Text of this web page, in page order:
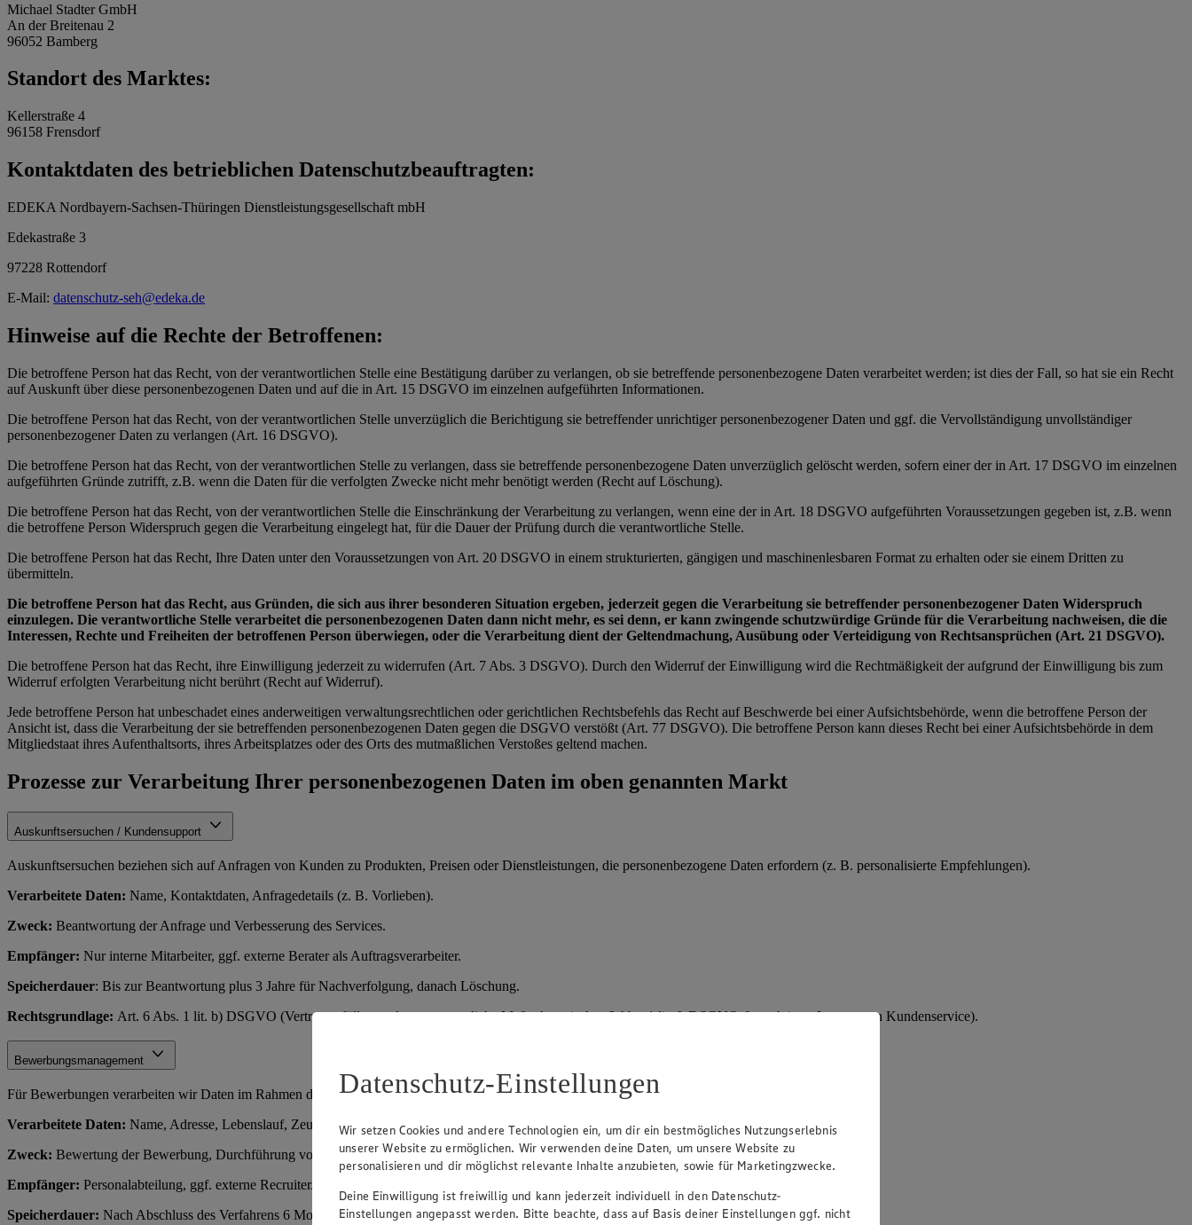
Michael Stadter GmbH
An der Breitenau 2
96052 Bamberg
Standort des Marktes:
Kellerstraße 4
96158 Frensdorf
Kontaktdaten des betrieblichen Datenschutzbeauftragten:
EDEKA Nordbayern-Sachsen-Thüringen Dienstleistungsgesellschaft mbH
Edekastraße 3
97228 Rottendorf
E-Mail: datenschutz-seh@edeka.de
Hinweise auf die Rechte der Betroffenen:
Die betroffene Person hat das Recht, von der verantwortlichen Stelle eine Bestätigung darüber zu verlangen, ob sie betreffende personenbezogene Daten verarbeitet werden; ist dies der Fall, so hat sie ein Recht
auf Auskunft über diese personenbezogenen Daten und auf die in Art. 15 DSGVO im einzelnen aufgeführten Informationen.
Die betroffene Person hat das Recht, von der verantwortlichen Stelle unverzüglich die Berichtigung sie betreffender unrichtiger personenbezogener Daten und ggf. die Vervollständigung unvollständiger
personenbezogener Daten zu verlangen (Art. 16 DSGVO).
Die betroffene Person hat das Recht, von der verantwortlichen Stelle zu verlangen, dass sie betreffende personenbezogene Daten unverzüglich gelöscht werden, sofern einer der in Art. 17 DSGVO im einzelnen
aufgeführten Gründe zutrifft, z.B. wenn die Daten für die verfolgten Zwecke nicht mehr benötigt werden (Recht auf Löschung).
Die betroffene Person hat das Recht, von der verantwortlichen Stelle die Einschränkung der Verarbeitung zu verlangen, wenn eine der in Art. 18 DSGVO aufgeführten Voraussetzungen gegeben ist, z.B. wenn
die betroffene Person Widerspruch gegen die Verarbeitung eingelegt hat, für die Dauer der Prüfung durch die verantwortliche Stelle.
Die betroffene Person hat das Recht, Ihre Daten unter den Voraussetzungen von Art. 20 DSGVO in einem strukturierten, gängigen und maschinenlesbaren Format zu erhalten oder sie einem Dritten zu
übermitteln.
Die betroffene Person hat das Recht, aus Gründen, die sich aus ihrer besonderen Situation ergeben, jederzeit gegen die Verarbeitung sie betreffender personenbezogener Daten Widerspruch
einzulegen. Die verantwortliche Stelle verarbeitet die personenbezogenen Daten dann nicht mehr, es sei denn, er kann zwingende schutzwürdige Gründe für die Verarbeitung nachweisen, die die
Interessen, Rechte und Freiheiten der betroffenen Person überwiegen, oder die Verarbeitung dient der Geltendmachung, Ausübung oder Verteidigung von Rechtsansprüchen (Art. 21 DSGVO).
Die betroffene Person hat das Recht, ihre Einwilligung jederzeit zu widerrufen (Art. 7 Abs. 3 DSGVO). Durch den Widerruf der Einwilligung wird die Rechtmäßigkeit der aufgrund der Einwilligung bis zum
Widerruf erfolgten Verarbeitung nicht berührt (Recht auf Widerruf).
Jede betroffene Person hat unbeschadet eines anderweitigen verwaltungsrechtlichen oder gerichtlichen Rechtsbefehls das Recht auf Beschwerde bei einer Aufsichtsbehörde, wenn die betroffene Person der
Ansicht ist, dass die Verarbeitung der sie betreffenden personenbezogenen Daten gegen die DSGVO verstößt (Art. 77 DSGVO). Die betroffene Person kann dieses Recht bei einer Aufsichtsbehörde in dem
Mitgliedstaat ihres Aufenthaltsorts, ihres Arbeitsplatzes oder des Orts des mutmaßlichen Verstoßes geltend machen.
Prozesse zur Verarbeitung Ihrer personenbezogenen Daten im oben genannten Markt
Auskunftsersuchen / Kundensupport
Auskunftsersuchen beziehen sich auf Anfragen von Kunden zu Produkten, Preisen oder Dienstleistungen, die personenbezogene Daten erfordern (z. B. personalisierte Empfehlungen).
Verarbeitete Daten: Name, Kontaktdaten, Anfragedetails (z. B. Vorlieben).
Zweck: Beantwortung der Anfrage und Verbesserung des Services.
Empfänger: Nur interne Mitarbeiter, ggf. externe Berater als Auftragsverarbeiter.
Speicherdauer: Bis zur Beantwortung plus 3 Jahre für Nachverfolgung, danach Löschung.
Rechtsgrundlage: Art. 6 Abs. 1 lit. b) DSGVO (Vertragserfüllung oder vorvertragliche Maßnahmen); Art. 6 Abs. 1 lit. f) DSGVO (berechtigtes Interesse an Kundenservice).
Bewerbungsmanagement
Für Bewerbungen verarbeiten wir Daten im Rahmen des Einstellungsprozesses.
Verarbeitete Daten: Name, Adresse, Lebenslauf, Zeugnisse, Kontaktdaten, Qualifikationen.
Zweck: Bewertung der Bewerbung, Durchführung von Vorstellungsgesprächen und Entscheidung über Einstellung.
Empfänger: Personalabteilung, ggf. externe Recruiter.
Speicherdauer: Nach Abschluss des Verfahrens 6 Monate (für Rechtsverteidigung), danach Löschung; bei Einstellung Übernahme in die Personalakte.
Datenschutz-Einstellungen
Wir setzen Cookies und andere Technologien ein, um dir ein bestmögliches Nutzungserlebnis
unserer Website zu ermöglichen. Wir verwenden deine Daten, um unsere Website zu
personalisieren und dir möglichst relevante Inhalte anzubieten, sowie für Marketingzwecke.
Deine Einwilligung ist freiwillig und kann jederzeit individuell in den Datenschutz-
Einstellungen angepasst werden. Bitte beachte, dass auf Basis deiner Einstellungen ggf. nicht